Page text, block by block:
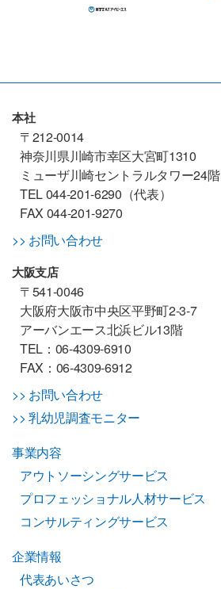
本社
〒212-0014
神奈川県川崎市幸区大宮町1310
ミューザ川崎セントラルタワー24階
TEL 044-201-6290（代表）
FAX 044-201-9270
>> お問い合わせ
大阪支店
〒541-0046
大阪府大阪市中央区平野町2-3-7
アーバンエース北浜ビル13階
TEL：06-4309-6910
FAX：06-4309-6912
>> お問い合わせ
>> 乳幼児調査モニター
事業内容
アウトソーシングサービス
プロフェッショナル人材サービス
コンサルティングサービス
企業情報
代表あいさつ